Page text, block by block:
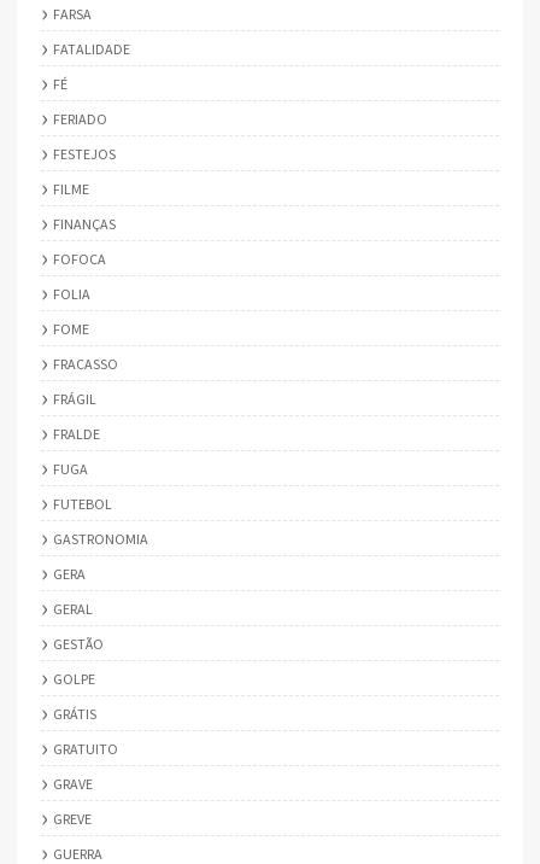
FARSA
FATALIDADE
FÉ
FERIADO
FESTEJOS
FILME
FINANÇAS
FOFOCA
FOLIA
FOME
FRACASSO
FRÁGIL
FRALDE
FUGA
FUTEBOL
GASTRONOMIA
GERA
GERAL
GESTÃO
GOLPE
GRÁTIS
GRATUITO
GRAVE
GREVE
GUERRA